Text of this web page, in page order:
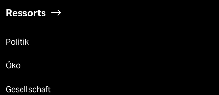
Ressorts
Politik
Öko
Gesellschaft